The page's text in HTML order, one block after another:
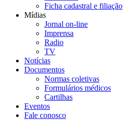
Ficha cadastral e filiação
Mídias
Jornal on-line
Imprensa
Radio
TV
Notícias
Documentos
Normas coletivas
Formulários médicos
Cartilhas
Eventos
Fale conosco